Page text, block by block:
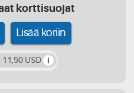
korttisuojat
Lisää koriin
11,50 USD